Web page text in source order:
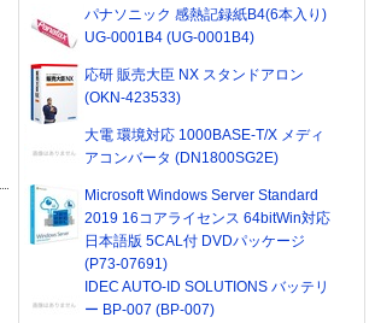
パナソニック 感熱記録紙B4(6本入り)
UG-0001B4 (UG-0001B4)
応研 販売大臣 NX スタンドアロン
(OKN-423533)
大電 環境対応 1000BASE-T/X メディ
アコンバータ (DN1800SG2E)
Microsoft Windows Server Standard
2019 16コアライセンス 64bitWin対応
日本語版 5CAL付 DVDパッケージ
(P73-07691)
IDEC AUTO-ID SOLUTIONS バッテリ
ー BP-007 (BP-007)